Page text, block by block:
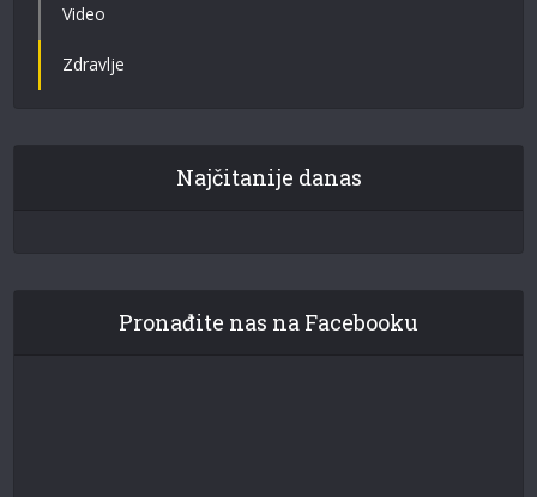
Video
Zdravlje
Najčitanije danas
Pronađite nas na Facebooku